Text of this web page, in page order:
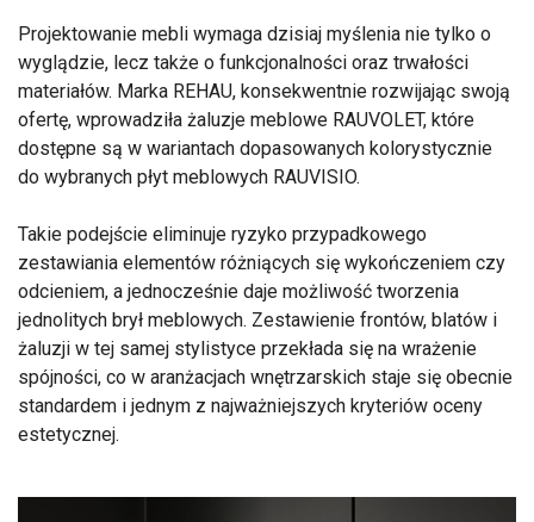
Projektowanie mebli wymaga dzisiaj myślenia nie tylko o
wyglądzie, lecz także o funkcjonalności oraz trwałości
materiałów. Marka REHAU, konsekwentnie rozwijając swoją
ofertę, wprowadziła żaluzje meblowe RAUVOLET, które
dostępne są w wariantach dopasowanych kolorystycznie
do wybranych płyt meblowych RAUVISIO.
Takie podejście eliminuje ryzyko przypadkowego
zestawiania elementów różniących się wykończeniem czy
odcieniem, a jednocześnie daje możliwość tworzenia
jednolitych brył meblowych. Zestawienie frontów, blatów i
żaluzji w tej samej stylistyce przekłada się na wrażenie
spójności, co w aranżacjach wnętrzarskich staje się obecnie
standardem i jednym z najważniejszych kryteriów oceny
estetycznej.